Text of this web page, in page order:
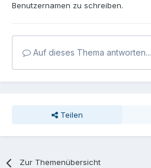
Benutzernamen zu schreiben.
Auf dieses Thema antworten...
Teilen
Zur Themenübersicht